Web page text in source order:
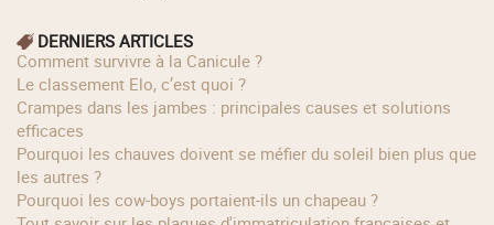
DERNIERS ARTICLES
Comment survivre à la Canicule ?
Le classement Elo, c’est quoi ?
Crampes dans les jambes : principales causes et solutions
efficaces
Pourquoi les chauves doivent se méfier du soleil bien plus que
les autres ?
Pourquoi les cow‑boys portaient‑ils un chapeau ?